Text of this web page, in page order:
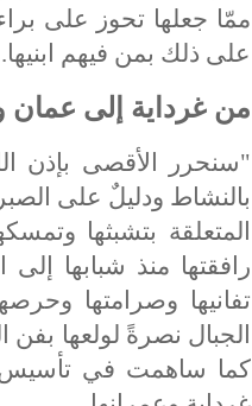
ممّا جعلها تحوز على
على ذلك بمن فيهم ابنيها.
من غرداية إلى
"سنحرر الأقصى بإذن
بالنشاط ودليلٌ على
المتعلقة بتشبثها
رافقتها منذ شبابها
تفانيها وصرامتها
الجبال نصرةً لولعها
كما ساهمت في تأسيس